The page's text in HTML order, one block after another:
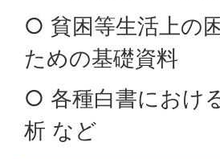
○ 貧困等生活上の
ための基礎資料
○ 各種白書におけ
析 など